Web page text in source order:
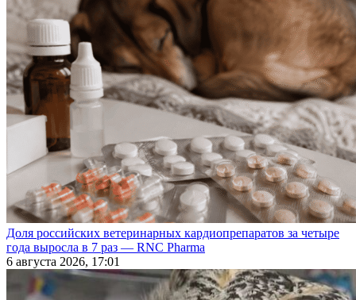
Доля российских ветеринарных кардиопрепаратов за четыре
года выросла в 7 раз — RNC Pharma
6 августа 2026, 17:01